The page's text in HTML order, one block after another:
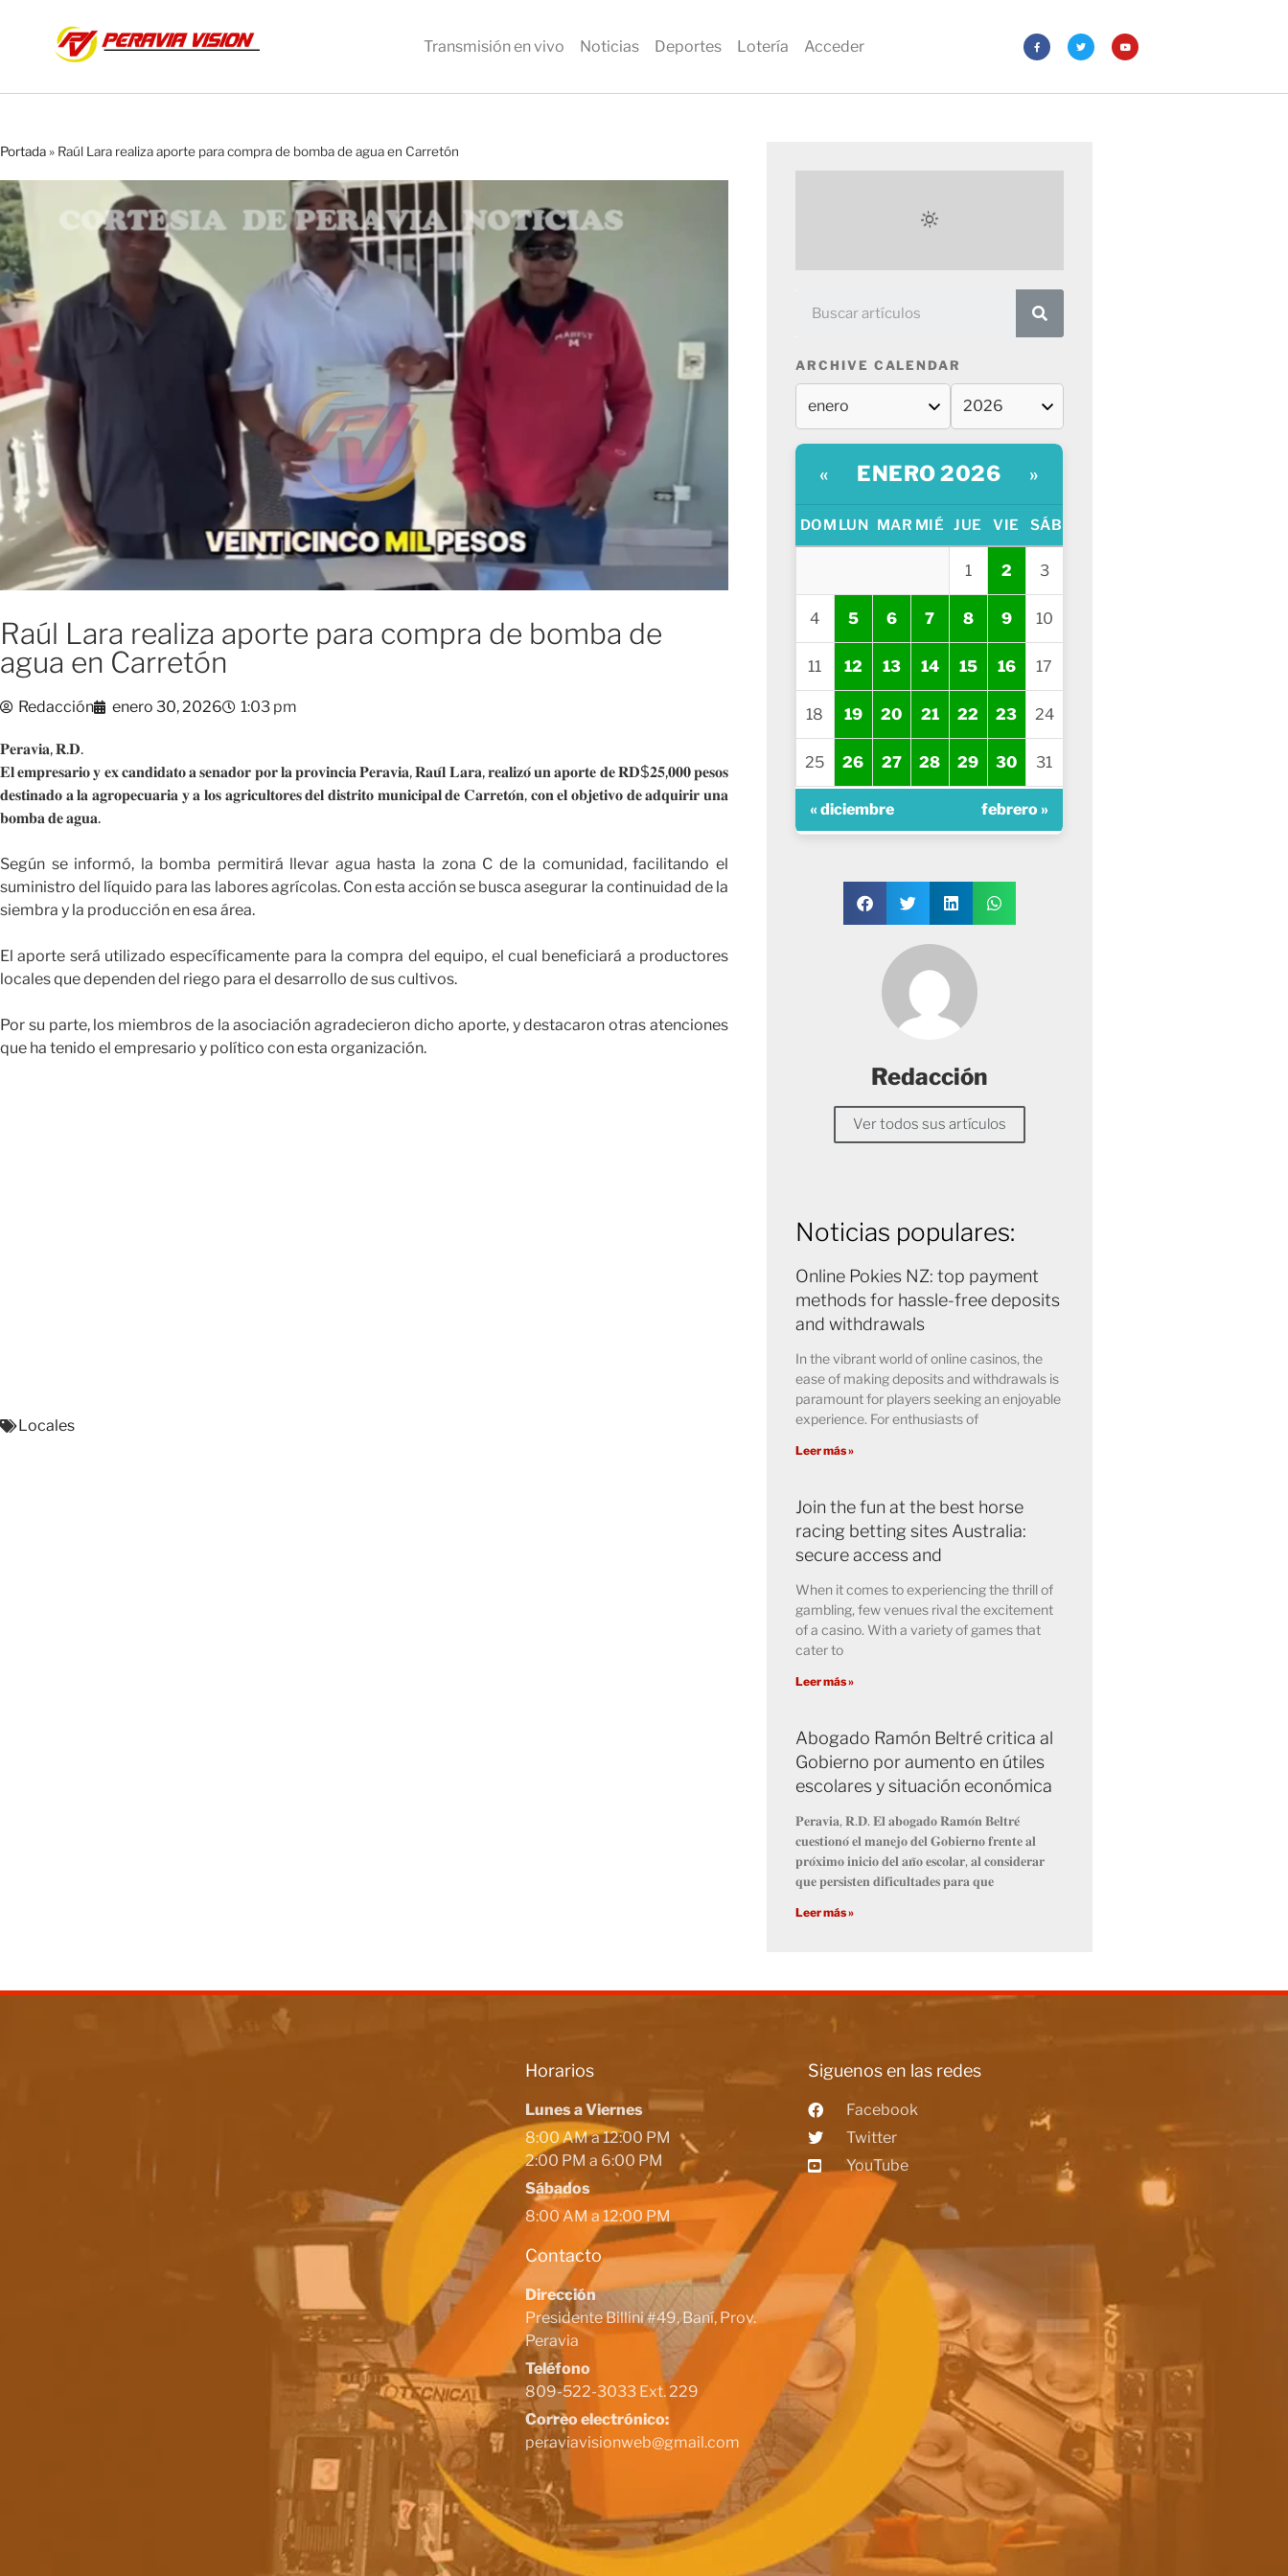
Transmisión en vivo Noticias Deportes Lotería Acceder
Portada» Raúl Lara realiza aporte para compra de bomba de agua en Carretón
Raúl Lara realiza aporte para compra de bomba de
agua en Carretón
Redacción enero 30, 2026 1:03 pm
𝐏𝐞𝐫𝐚𝐯𝐢𝐚, 𝐑.𝐃.
𝐄𝐥 𝐞𝐦𝐩𝐫𝐞𝐬𝐚𝐫𝐢𝐨 𝐲 𝐞𝐱 𝐜𝐚𝐧𝐝𝐢𝐝𝐚𝐭𝐨 𝐚 𝐬𝐞𝐧𝐚𝐝𝐨𝐫 𝐩𝐨𝐫 𝐥𝐚 𝐩𝐫𝐨𝐯𝐢𝐧𝐜𝐢𝐚 𝐏𝐞𝐫𝐚𝐯𝐢𝐚, 𝐑𝐚𝐮́𝐥 𝐋𝐚𝐫𝐚, 𝐫𝐞𝐚𝐥𝐢𝐳𝐨́ 𝐮𝐧 𝐚𝐩𝐨𝐫𝐭𝐞 𝐝𝐞 𝐑𝐃$𝟐𝟓,𝟎𝟎𝟎 𝐩𝐞𝐬𝐨𝐬
𝐝𝐞𝐬𝐭𝐢𝐧𝐚𝐝𝐨 𝐚 𝐥𝐚 𝐚𝐠𝐫𝐨𝐩𝐞𝐜𝐮𝐚𝐫𝐢𝐚 𝐲 𝐚 𝐥𝐨𝐬 𝐚𝐠𝐫𝐢𝐜𝐮𝐥𝐭𝐨𝐫𝐞𝐬 𝐝𝐞𝐥 𝐝𝐢𝐬𝐭𝐫𝐢𝐭𝐨 𝐦𝐮𝐧𝐢𝐜𝐢𝐩𝐚𝐥 𝐝𝐞 𝐂𝐚𝐫𝐫𝐞𝐭𝐨́𝐧, 𝐜𝐨𝐧 𝐞𝐥 𝐨𝐛𝐣𝐞𝐭𝐢𝐯𝐨 𝐝𝐞 𝐚𝐝𝐪𝐮𝐢𝐫𝐢𝐫 𝐮𝐧𝐚
𝐛𝐨𝐦𝐛𝐚 𝐝𝐞 𝐚𝐠𝐮𝐚.
Según se informó, la bomba permitirá llevar agua hasta la zona C de la comunidad, facilitando el
suministro del líquido para las labores agrícolas. Con esta acción se busca asegurar la continuidad de la
siembra y la producción en esa área.
El aporte será utilizado específicamente para la compra del equipo, el cual beneficiará a productores
locales que dependen del riego para el desarrollo de sus cultivos.
Por su parte, los miembros de la asociación agradecieron dicho aporte, y destacaron otras atenciones
que ha tenido el empresario y político con esta organización.
Locales
ARCHIVE CALENDAR
« ENERO 2026 »
DOM LUN MAR MIÉ JUE VIE SÁB
1 2 3
4 5 6 7 8 9 10
11 12 13 14 15 16 17
18 19 20 21 22 23 24
25 26 27 28 29 30 31
« diciembre febrero »
Redacción
Ver todos sus artículos
Noticias populares:
Online Pokies NZ: top payment
methods for hassle-free deposits
and withdrawals
In the vibrant world of online casinos, the
ease of making deposits and withdrawals is
paramount for players seeking an enjoyable
experience. For enthusiasts of
Leer más »
Join the fun at the best horse
racing betting sites Australia:
secure access and
When it comes to experiencing the thrill of
gambling, few venues rival the excitement
of a casino. With a variety of games that
cater to
Leer más »
Abogado Ramón Beltré critica al
Gobierno por aumento en útiles
escolares y situación económica
𝐏𝐞𝐫𝐚𝐯𝐢𝐚, 𝐑.𝐃. 𝐄𝐥 𝐚𝐛𝐨𝐠𝐚𝐝𝐨 𝐑𝐚𝐦𝐨́𝐧 𝐁𝐞𝐥𝐭𝐫𝐞́
𝐜𝐮𝐞𝐬𝐭𝐢𝐨𝐧𝐨́ 𝐞𝐥 𝐦𝐚𝐧𝐞𝐣𝐨 𝐝𝐞𝐥 𝐆𝐨𝐛𝐢𝐞𝐫𝐧𝐨 𝐟𝐫𝐞𝐧𝐭𝐞 𝐚𝐥
𝐩𝐫𝐨́𝐱𝐢𝐦𝐨 𝐢𝐧𝐢𝐜𝐢𝐨 𝐝𝐞𝐥 𝐚𝐧̃𝐨 𝐞𝐬𝐜𝐨𝐥𝐚𝐫, 𝐚𝐥 𝐜𝐨𝐧𝐬𝐢𝐝𝐞𝐫𝐚𝐫
𝐪𝐮𝐞 𝐩𝐞𝐫𝐬𝐢𝐬𝐭𝐞𝐧 𝐝𝐢𝐟𝐢𝐜𝐮𝐥𝐭𝐚𝐝𝐞𝐬 𝐩𝐚𝐫𝐚 𝐪𝐮𝐞
Leer más »
Horarios
Lunes a Viernes
8:00 AM a 12:00 PM
2:00 PM a 6:00 PM
Sábados
8:00 AM a 12:00 PM
Contacto
Dirección
Presidente Billini #49, Baní, Prov.
Peravia
Teléfono
809-522-3033 Ext. 229
Correo electrónico:
peraviavisionweb@gmail.com
Siguenos en las redes
Facebook
Twitter
YouTube